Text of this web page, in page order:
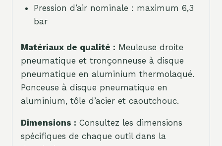
Pression d’air nominale : maximum 6,3
bar
Matériaux de qualité : Meuleuse droite
pneumatique et tronçonneuse à disque
pneumatique en aluminium thermolaqué.
Ponceuse à disque pneumatique en
aluminium, tôle d’acier et caoutchouc.
Dimensions : Consultez les dimensions
spécifiques de chaque outil dans la